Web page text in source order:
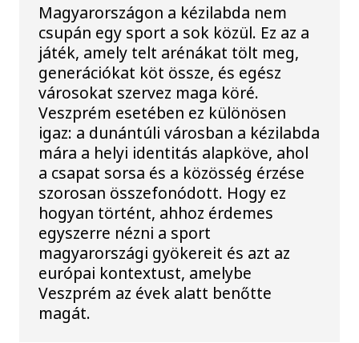
Magyarországon a kézilabda nem
csupán egy sport a sok közül. Ez az a
játék, amely telt arénákat tölt meg,
generációkat köt össze, és egész
városokat szervez maga köré.
Veszprém esetében ez különösen
igaz: a dunántúli városban a kézilabda
mára a helyi identitás alapköve, ahol
a csapat sorsa és a közösség érzése
szorosan összefonódott. Hogy ez
hogyan történt, ahhoz érdemes
egyszerre nézni a sport
magyarországi gyökereit és azt az
európai kontextust, amelybe
Veszprém az évek alatt benőtte
magát.